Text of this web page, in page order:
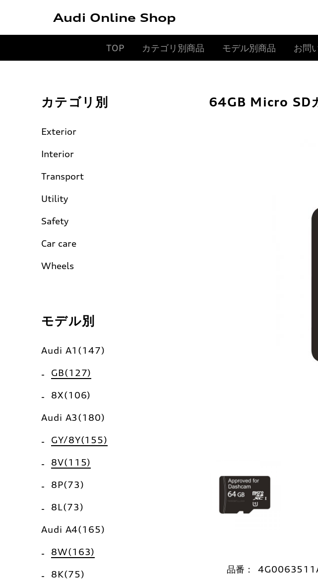
Audi Online Shop
TOP カテゴリ別商品 モデル別商品 お問
カテゴリ別
Exterior
Interior
Transport
Utility
Safety
Car care
Wheels
モデル別
Audi A1(147)
GB(127)
8X(106)
Audi A3(180)
GY/8Y(155)
8V(115)
8P(73)
8L(73)
Audi A4(165)
8W(163)
8K(75)
64GB Micro SD
品番：